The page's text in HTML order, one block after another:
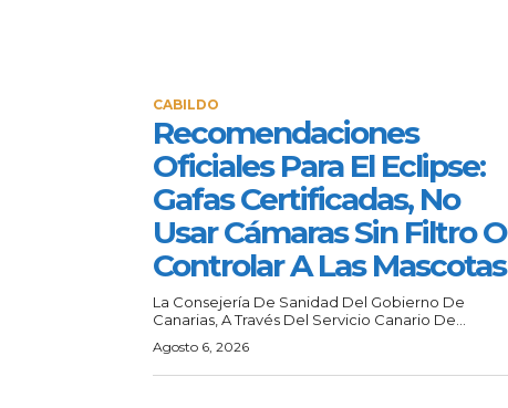
CABILDO
Recomendaciones
Oficiales Para El Eclipse:
Gafas Certificadas, No
Usar Cámaras Sin Filtro O
Controlar A Las Mascotas
La Consejería De Sanidad Del Gobierno De
Canarias, A Través Del Servicio Canario De...
Agosto 6, 2026